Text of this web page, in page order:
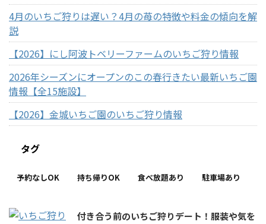
4月のいちご狩りは遅い？4月の苺の特徴や料金の傾向を解
説
【2026】にし阿波トベリーファームのいちご狩り情報
2026年シーズンにオープンのこの春行きたい最新いちご園
情報【全15施設】
【2026】金城いちご園のいちご狩り情報
タグ
予約なしOK 持ち帰りOK 食べ放題あり 駐車場あり
付き合う前のいちご狩りデート！服装や気を